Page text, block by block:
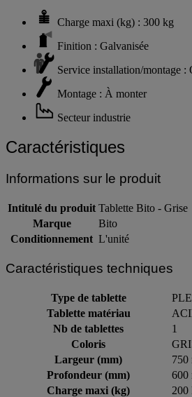
Charge maxi (kg) : 300 kg
Finition : Galvanisée
Service installation/montage :
Montage : À monter
Secteur industrie
Caractéristiques
Informations sur le produit
Intitulé du produit Tablette Bito - Grise
Marque
Bito
Conditionnement L'unité
Caractéristiques techniques
Type de tablette
Tablette matériau
Nb de tablettes
1
Coloris
Largeur (mm)
750
Profondeur (mm)
600
Charge maxi (kg)
200